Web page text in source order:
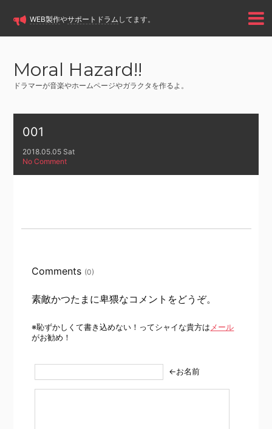
WEB製作やサポートドラム してます。
Moral Hazard!!
ドラマーが音楽やホームページやガラクタを作るよ。
001
2018.05.05 Sat
No Comment
Comments (0)
素敵かつたまに卑猥なコメントをどうぞ。
※恥ずかしくて書き込めない！ってシャイな貴方は メール
がお勧め！
←お名前